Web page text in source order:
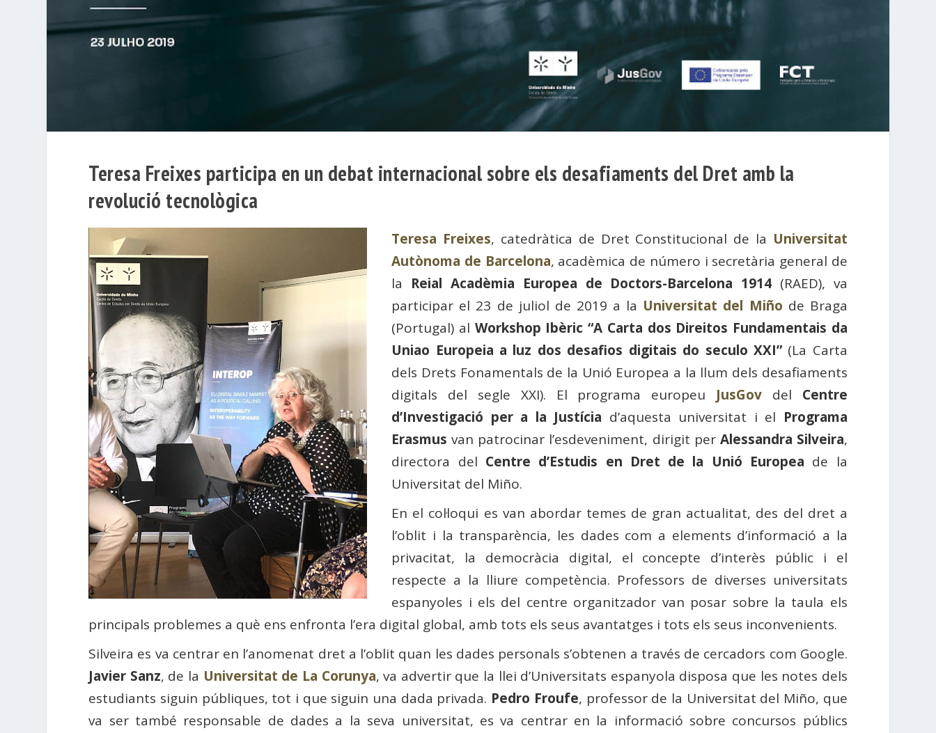
Teresa Freixes participa en un debat internacional sobre els desafiaments del Dret amb la
revolució tecnològica
Teresa Freixes, catedràtica de Dret Constitucional de la Universitat
Autònoma de Barcelona, ​​acadèmica de número i secretària general de
la Reial Acadèmia Europea de Doctors-Barcelona 1914 (RAED), va
participar el 23 de juliol de 2019 a la Universitat del Miño de Braga
(Portugal) al Workshop Ibèric “A Carta dos Direitos Fundamentais da
Uniao Europeia a luz dos desafios digitais do seculo XXI”(La Carta
dels Drets Fonamentals de la Unió Europea a la llum dels desafiaments
digitals del segle XXI). El programa europeu JusGov del Centre
d’Investigació per a la Justícia d’aquesta universitat i el Programa
Erasmus van patrocinar l’esdeveniment, dirigit per Alessandra Silveira,
directora del Centre d’Estudis en Dret de la Unió Europea de la
Universitat del Miño.
En el col·loqui es van abordar temes de gran actualitat, des del dret a
l’oblit i la transparència, les dades com a elements d’informació a la
privacitat, la democràcia digital, el concepte d’interès públic i el
respecte a la lliure competència. Professors de diverses universitats
espanyoles i els del centre organitzador van posar sobre la taula els
principals problemes a què ens enfronta l’era digital global, amb tots els seus avantatges i tots els seus inconvenients.
Silveira es va centrar en l’anomenat dret a l’oblit quan les dades personals s’obtenen a través de cercadors com Google.
Javier Sanz, de la Universitat de La Corunya, va advertir que la llei d’Universitats espanyola disposa que les notes dels
estudiants siguin públiques, tot i que siguin una dada privada. Pedro Froufe, professor de la Universitat del Miño, que
va ser també responsable de dades a la seva universitat, es va centrar en la informació sobre concursos públics